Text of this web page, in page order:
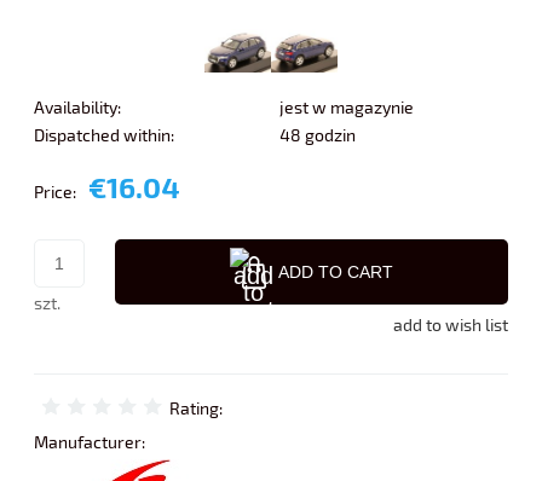
Availability:
jest w magazynie
Dispatched within:
48 godzin
Price: €16.04
szt.
ADD TO CART
add to wish list
Rating:
Manufacturer: